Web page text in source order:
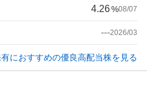
4.26%08/07
---2026/03
におすすめの優良高配当株を見る